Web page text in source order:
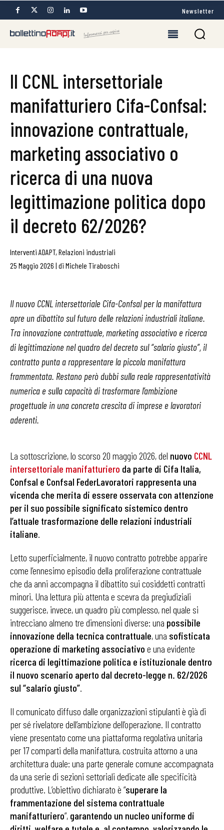
Newsletter
Il CCNL intersettoriale
manifatturiero Cifa-Confsal:
innovazione contrattuale,
marketing associativo o
ricerca di una nuova
legittimazione politica dopo
il decreto 62/2026?
Interventi ADAPT, Relazioni industriali
25 Maggio 2026 | di Michele Tiraboschi
Il nuovo CCNL intersettoriale Cifa-Confsal per la manifattura
apre un dibattito sul futuro delle relazioni industriali italiane.
Tra innovazione contrattuale, marketing associativo e ricerca
di legittimazione nel quadro del decreto sul “salario giusto”, il
contratto punta a rappresentare la piccola manifattura
frammentata. Restano però dubbi sulla reale rappresentatività
numerica e sulla capacità di trasformare l’ambizione
progettuale in una concreta crescita di imprese e lavoratori
aderenti.
La sottoscrizione, lo scorso 20 maggio 2026, del nuovo CCNL
intersettoriale manifatturiero da parte di Cifa Italia,
Confsal e Confsal FederLavoratori rappresenta una
vicenda che merita di essere osservata con attenzione
per il suo possibile significato sistemico dentro
l’attuale trasformazione delle relazioni industriali
italiane.
Letto superficialmente, il nuovo contratto potrebbe apparire
come l’ennesimo episodio della proliferazione contrattuale
che da anni accompagna il dibattito sui cosiddetti contratti
minori. Una lettura più attenta e scevra da pregiudiziali
suggerisce, invece, un quadro più complesso, nel quale si
intrecciano almeno tre dimensioni diverse: una possibile
innovazione della tecnica contrattuale, una sofisticata
operazione di marketing associativo e una evidente
ricerca di legittimazione politica e istituzionale dentro
il nuovo scenario aperto dal decreto-legge n. 62/2026
sul “salario giusto”.
Il comunicato diffuso dalle organizzazioni stipulanti è già di
per sé rivelatore dell’ambizione dell’operazione. Il contratto
viene presentato come una piattaforma regolativa unitaria
per 17 comparti della manifattura, costruita attorno a una
architettura duale: una parte generale comune accompagnata
da una serie di sezioni settoriali dedicate alle specificità
produttive. L’obiettivo dichiarato è “superare la
frammentazione del sistema contrattuale
manifatturiero”, garantendo un nucleo uniforme di